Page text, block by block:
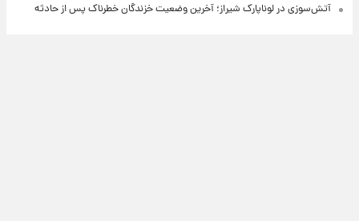
آتش‌سوزی در لوناپارک شیراز؛ آخرین وضعیت خزندگان خطرناک پس از حادثه